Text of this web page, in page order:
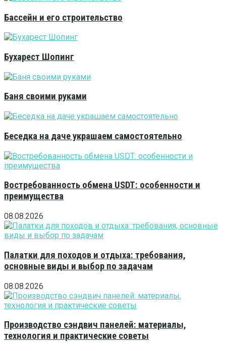
Бассейн и его строительство
Бухарест Шопинг
Баня своими руками
Беседка на даче украшаем самостоятельно
Востребованность обмена USDT: особенности и
преимущества
08.08.2026
Палатки для походов и отдыха: требования,
основные виды и выбор по задачам
08.08.2026
Производство сэндвич панелей: материалы,
технология и практические советы